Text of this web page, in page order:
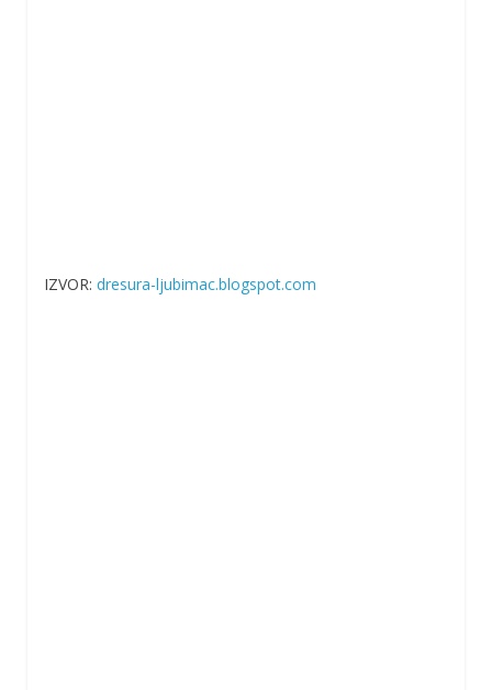
IZVOR: dresura-ljubimac.blogspot.com